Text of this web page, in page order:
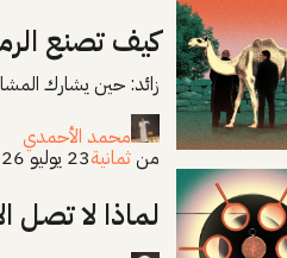
كيف تصنع
زائد: حين يشارك
محمد الأحمدي
منثمانية23 يوليو 2026
لماذا لا تصل